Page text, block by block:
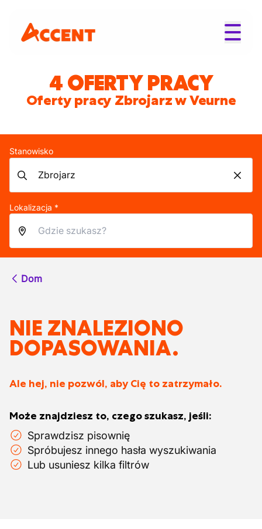
4 OFERTY PRACY
Oferty pracy Zbrojarz w Veurne
Stanowisko
Lokalizacja *
Dom
NIE ZNALEZIONO
DOPASOWANIA.
Ale hej, nie pozwól, aby Cię to zatrzymało.
Może znajdziesz to, czego szukasz, jeśli:
Sprawdzisz pisownię
Spróbujesz innego hasła wyszukiwania
Lub usuniesz kilka filtrów